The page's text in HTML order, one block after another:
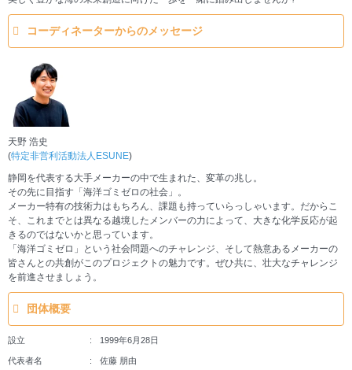
コーディネーターからのメッセージ
天野 浩史
(特定非営利活動法人ESUNE)
静岡を代表する大手メーカーの中で生まれた、変革の兆し。
その先に目指す「海洋ゴミゼロの社会」。
メーカー特有の技術力はもちろん、課題も持っていらっしゃいます。だからこ
そ、これまでとは異なる越境したメンバーの力によって、大きな化学反応が起
きるのではないかと思っています。
「海洋ゴミゼロ」という社会問題へのチャレンジ、そして熱意あるメーカーの
皆さんとの共創がこのプロジェクトの魅力です。ぜひ共に、壮大なチャレンジ
を前進させましょう。
団体概要
設立 1999年6月28日
代表者名 佐藤 朋由